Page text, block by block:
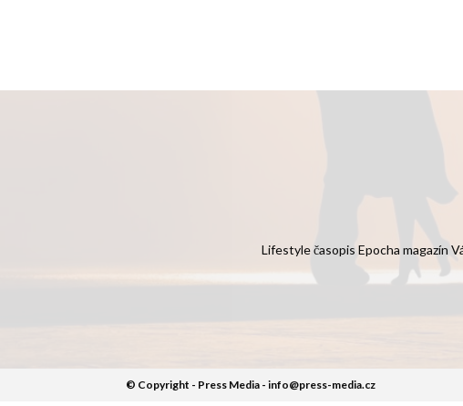
Lifestyle časopis Epocha magazín
© Copyright - Press Media - info@press-media.cz